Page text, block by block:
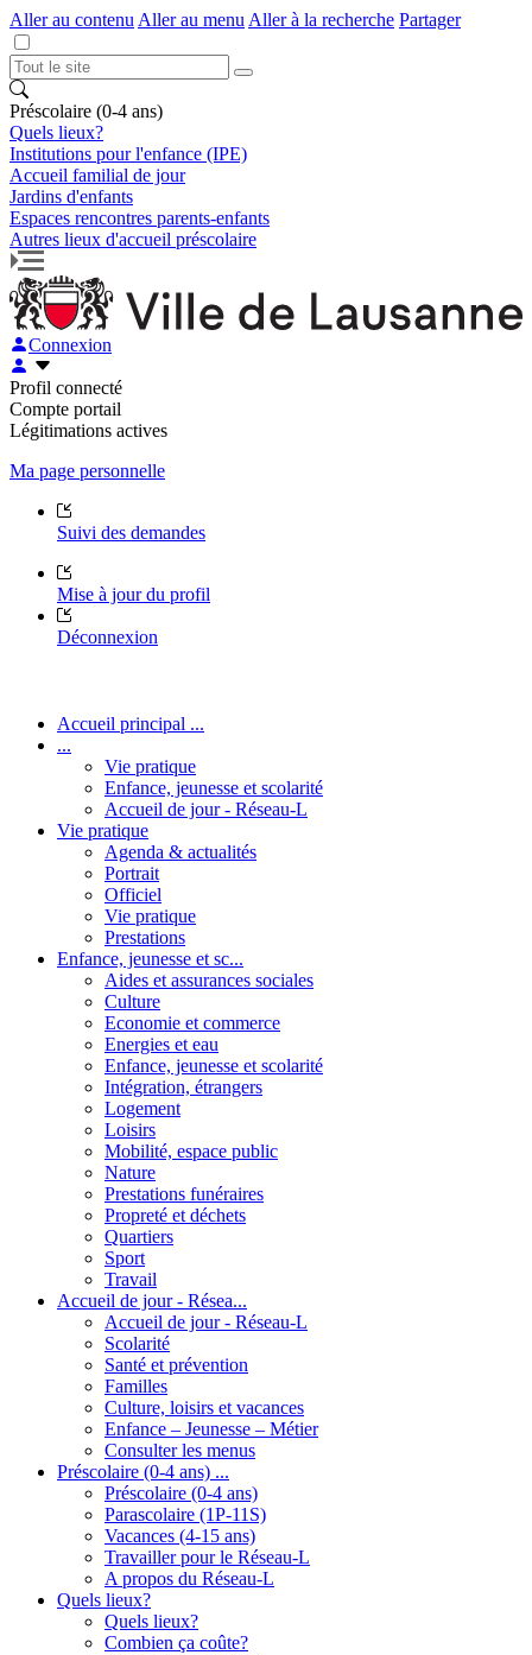
Aller au contenu Aller au menu Aller à la recherche Partager
Préscolaire (0-4 ans)
Quels lieux?
Institutions pour l'enfance (IPE)
Accueil familial de jour
Jardins d'enfants
Espaces rencontres parents-enfants
Autres lieux d'accueil préscolaire
Connexion
Profil connecté
Compte portail
Légitimations actives
Ma page personnelle
Suivi des demandes
Mise à jour du profil
Déconnexion
Accueil principal ...
...
Vie pratique
Enfance, jeunesse et scolarité
Accueil de jour - Réseau-L
Vie pratique
Agenda & actualités
Portrait
Officiel
Vie pratique
Prestations
Enfance, jeunesse et sc...
Aides et assurances sociales
Culture
Economie et commerce
Energies et eau
Enfance, jeunesse et scolarité
Intégration, étrangers
Logement
Loisirs
Mobilité, espace public
Nature
Prestations funéraires
Propreté et déchets
Quartiers
Sport
Travail
Accueil de jour - Résea...
Accueil de jour - Réseau-L
Scolarité
Santé et prévention
Familles
Culture, loisirs et vacances
Enfance – Jeunesse – Métier
Consulter les menus
Préscolaire (0-4 ans) ...
Préscolaire (0-4 ans)
Parascolaire (1P-11S)
Vacances (4-15 ans)
Travailler pour le Réseau-L
A propos du Réseau-L
Quels lieux?
Quels lieux?
Combien ça coûte?